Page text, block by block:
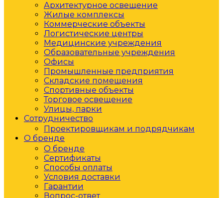
Архитектурное освещение
Жилые комплексы
Коммерческие объекты
Логистические центры
Медицинские учреждения
Образовательные учреждения
Офисы
Промышленные предприятия
Складские помещения
Спортивные объекты
Торговое освещение
Улицы, парки
Сотрудничество
Проектировщикам и подрядчикам
О бренде
О бренде
Сертификаты
Способы оплаты
Условия доставки
Гарантии
Вопрос-ответ